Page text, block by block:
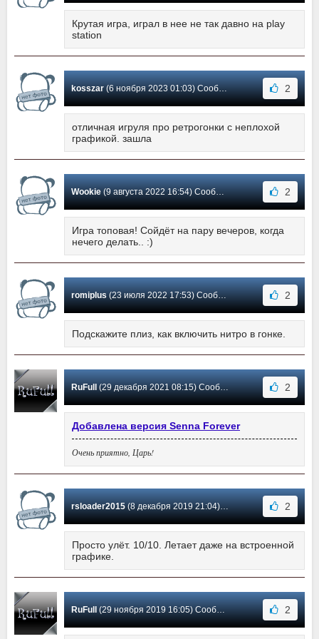
Крутая игра, играл в нее не так давно на play
station
kosszar(6 ноября 2023 01:03) Сообщение #6 2
отличная игруля про ретрогонки с неплохой
графикой. зашла
Wookie(9 августа 2022 16:54) Сообщение #5 2
Игра топовая! Сойдёт на пару вечеров, когда
нечего делать.. :)
romiplus(23 июля 2022 17:53) Сообщение #4 2
Подскажите плиз, как включить нитро в гонке.
RuFull (29 декабря 2021 08:15) Сообщение #3 2
Добавлена версия Senna Forever
Очень приятно, Царь!
rsloader2015(8 декабря 2019 21:04) Сообщение #2 2
Просто улёт. 10/10. Летает даже на встроенной
графике.
RuFull (29 ноября 2019 16:05) Сообщение #1 2